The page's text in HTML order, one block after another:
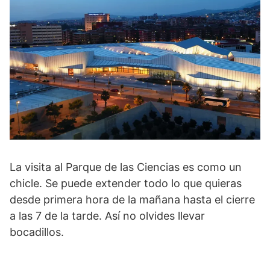
La visita al Parque de las Ciencias es como un
chicle. Se puede extender todo lo que quieras
desde primera hora de la mañana hasta el cierre
a las 7 de la tarde. Así no olvides llevar
bocadillos.